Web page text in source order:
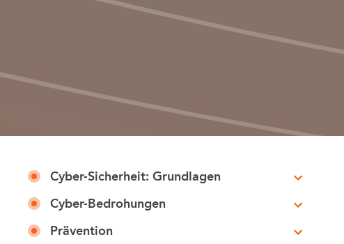
Cyber-Sicherheit: Grundlagen
Cyber-Bedrohungen
Prävention